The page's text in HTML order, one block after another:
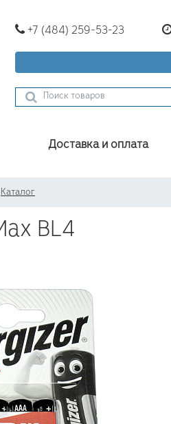
+7 (484) 259-53-23
Доставка и оплата
Каталог
BL4